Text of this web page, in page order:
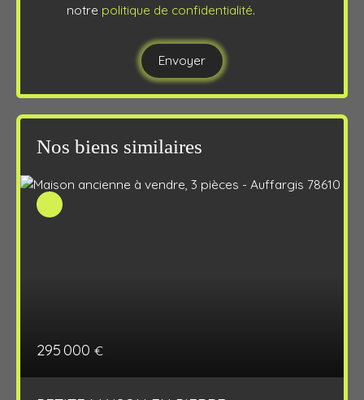
notre politique de confidentialité.
Envoyer
Nos biens similaires
295 000 €